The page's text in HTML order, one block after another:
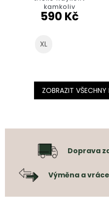
kamkoliv
590 Kč
XL
ZOBRAZIT
Doprava
Výměna a